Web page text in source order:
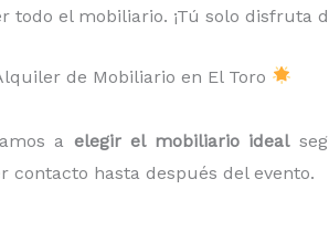
todo el mobiliario. ¡Tú solo disfruta
de Mobiliario en El Toro
a elegir el mobiliario ideal
contacto hasta después del evento.